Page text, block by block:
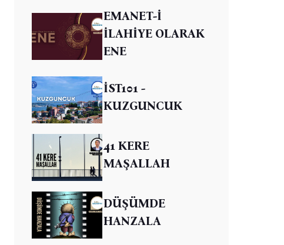
EMANET-İ
İLAHİYE OLARAK
ENE
İST101 -
KUZGUNCUK
41 KERE
MAŞALLAH
DÜŞÜMDE
HANZALA